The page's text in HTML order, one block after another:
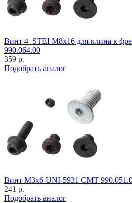
Винт 4_STEI M8x16 для клина к
990.064.00
359 р.
Подобрать аналог
Винт M3x6 UNI-5931 CMT
241 р.
Подобрать аналог